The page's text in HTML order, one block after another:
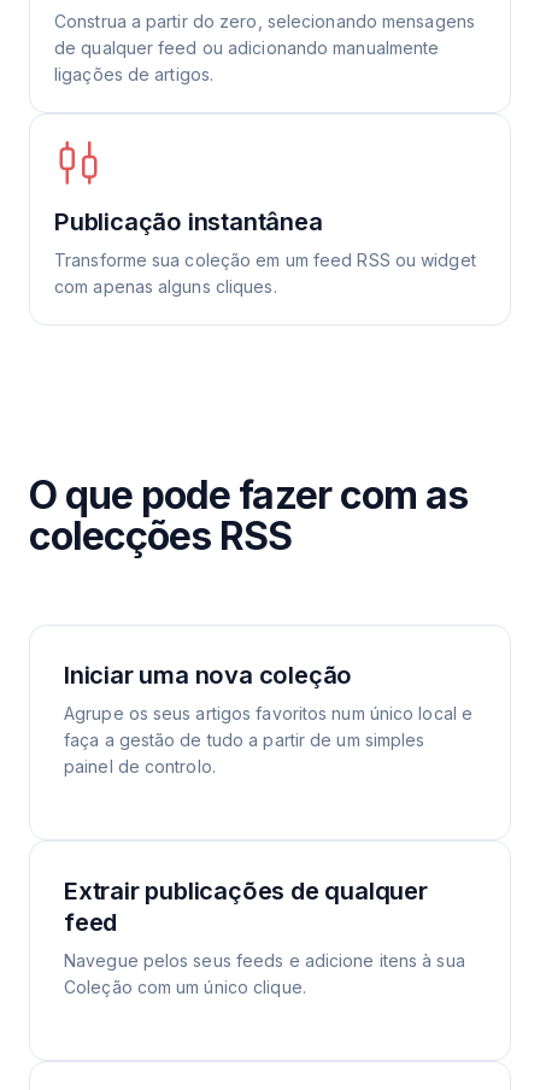
Construa a partir do zero, selecionando mensagens
de qualquer feed ou adicionando manualmente
ligações de artigos.
Publicação instantânea
Transforme sua coleção em um feed RSS ou widget
com apenas alguns cliques.
O que pode fazer com as
colecções RSS
Iniciar uma nova coleção
Agrupe os seus artigos favoritos num único local e
faça a gestão de tudo a partir de um simples
painel de controlo.
Extrair publicações de qualquer
feed
Navegue pelos seus feeds e adicione itens à sua
Coleção com um único clique.